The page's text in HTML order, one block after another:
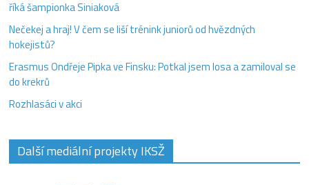
říká šampionka Siniaková
Nečekej a hraj! V čem se liší trénink juniorů od hvězdných
hokejistů?
Erasmus Ondřeje Pipka ve Finsku: Potkal jsem losa a zamiloval se
do krekrů
Rozhlasáci v akci
Další mediální projekty IKSŽ